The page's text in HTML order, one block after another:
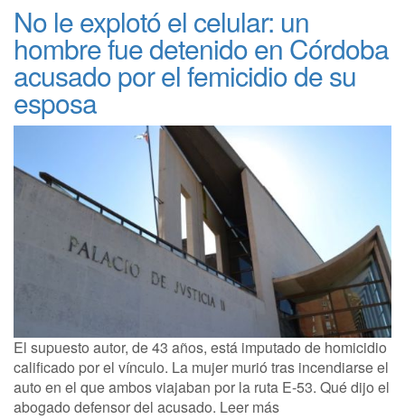
No le explotó el celular: un
hombre fue detenido en Córdoba
acusado por el femicidio de su
esposa
El supuesto autor, de 43 años, está imputado de homicidio
calificado por el vínculo. La mujer murió tras incendiarse el
auto en el que ambos viajaban por la ruta E-53. Qué dijo el
abogado defensor del acusado. Leer más